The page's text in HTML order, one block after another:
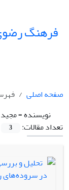
فرهنگ
صفحه اصلی
نویسنده =
تعداد مقالات:
3